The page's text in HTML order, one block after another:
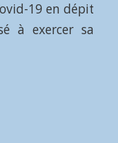
19 en dépit
à exercer sa